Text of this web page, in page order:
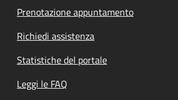
Prenotazione appuntamento
Richiedi assistenza
Statistiche del portale
Leggi le FAQ